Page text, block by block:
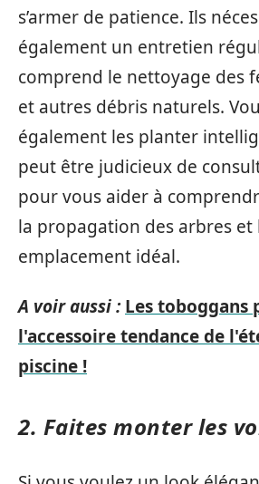
s’armer de patience. Ils
également un entretien
comprend le nettoyage des
et autres débris naturels.
également les planter
peut être judicieux de
pour vous aider à
la propagation des arbres et
emplacement idéal.
A voir aussi : Les toboggans
l'accessoire tendance de
piscine !
2. Faites monter les